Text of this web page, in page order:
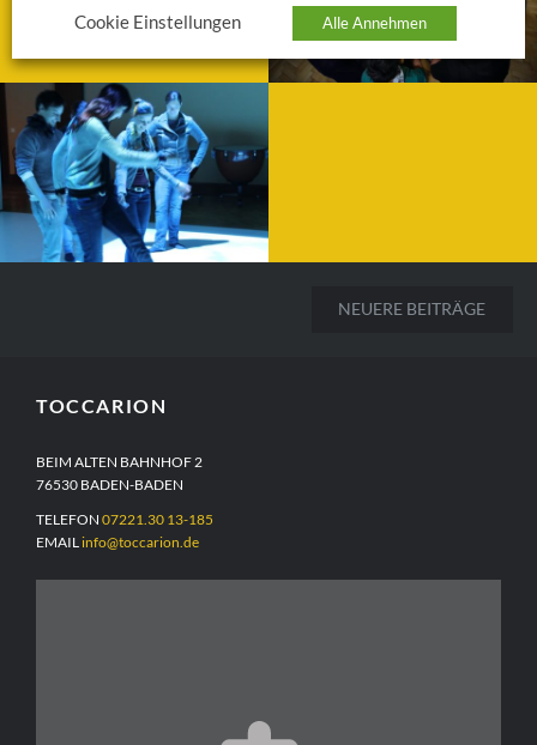
Individuell
Auf Anfrage lassen sich individuell Führungen, Workshops und
WEITERLESEN
Nachtmusik! Das
Musik verbindet über alle
NEUERE BEITRÄGE
TOCCARION
BEIM ALTEN BAHNHOF 2
76530 BADEN-BADEN
TELEFON 07221.30 13-185
EMAIL info@toccarion.de
Cookie Einstellungen
Alle Annehmen